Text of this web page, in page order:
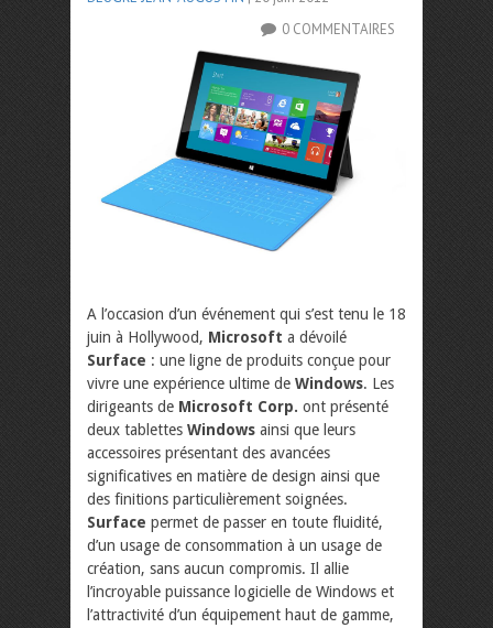
0 COMMENTAIRES
A l’occasion d’un événement qui s’est tenu le 18
juin à Hollywood, Microsoft a dévoilé
Surface : une ligne de produits conçue pour
vivre une expérience ultime de Windows. Les
dirigeants de Microsoft Corp. ont présenté
deux tablettes Windows ainsi que leurs
accessoires présentant des avancées
significatives en matière de design ainsi que
des finitions particulièrement soignées.
Surface permet de passer en toute fluidité,
d’un usage de consommation à un usage de
création, sans aucun compromis. Il allie
l’incroyable puissance logicielle de Windows et
l’attractivité d’un équipement haut de gamme,